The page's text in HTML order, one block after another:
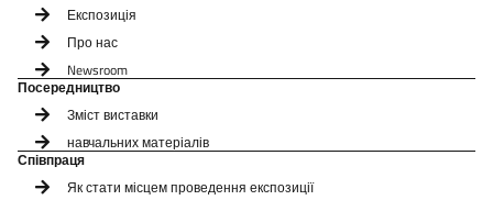
Експозиція
Про нас
Newsroom
Посередництво
Зміст виставки
навчальних матеріалів
Співпраця
Як стати місцем проведення експозиції